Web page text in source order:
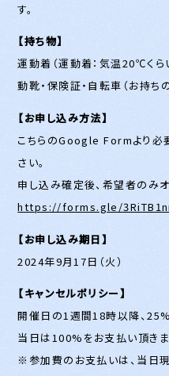
す。
【持ち物】
運動着（運動着：気温20℃くら
動靴・保険証・自転車（お持ち
【お申し込み方法】
こちらのGoogle Formより必
さい。
申し込み確定後、希望者のみ
https://forms.gle/
【お申し込み期日】
2024年9月17日（火）
【キャンセルポリシー】
開催日の1週間18時以降、25%
当日は100%をお支払い頂きま
※参加費のお支払いは、当日現